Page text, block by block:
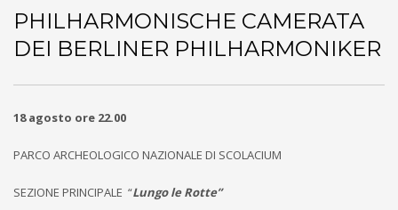
PHILHARMONISCHE CAMERATA
DEI BERLINER PHILHARMONIKER
18 agosto ore 22.00
PARCO ARCHEOLOGICO NAZIONALE DI SCOLACIUM
SEZIONE PRINCIPALE “Lungo le Rotte”